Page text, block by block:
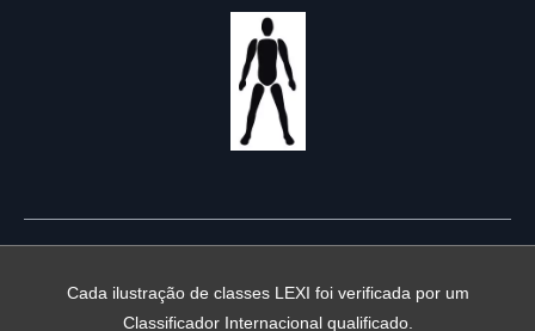
Cada ilustração de classes LEXI foi verificada por um
Classificador Internacional qualificado.